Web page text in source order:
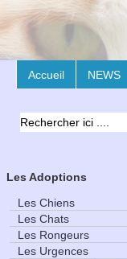
Accueil NEWS
Les Adoptions
Les Chiens
Les Chats
Les Rongeurs
Les Urgences